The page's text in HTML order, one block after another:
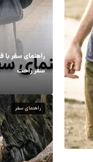
راهنمای سفر با
سفر راحت
راهنمای سفر